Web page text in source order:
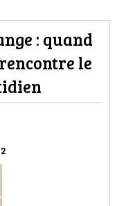
: quand
le